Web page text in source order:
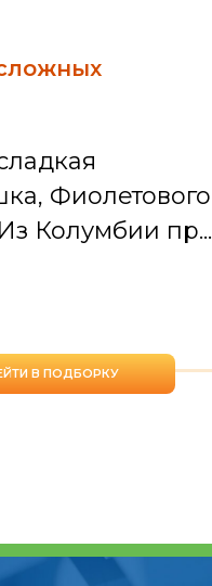
Фиолетового
Колумбии пр...
В ПОДБОРКУ